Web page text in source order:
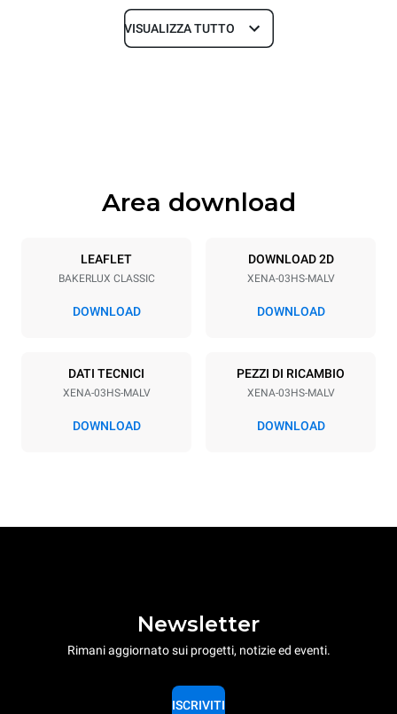
Dimensioni
Specifiche teglia
3 460x330
Passo teglie
Alimentazione
Voltaggio
230V 1N~
Potenza elettrica
3 kW
VISUALIZZA TUTTO
Area download
LEAFLET
BAKERLUX CLASSIC
DOWNLOAD
DOWNLOAD 2D
XENA-03HS-MALV
DOWNLOAD
DATI TECNICI
XENA-03HS-MALV
DOWNLOAD
PEZZI DI RICAMBIO
XENA-03HS-MALV
DOWNLOAD
Newsletter
Rimani aggiornato sui progetti, notizie ed eventi.
ISCRIVITI